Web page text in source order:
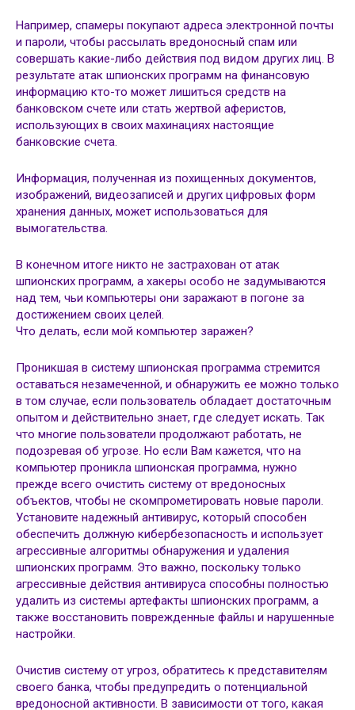
Например, спамеры покупают адреса электронной почты
и пароли, чтобы рассылать вредоносный спам или
совершать какие-либо действия под видом других лиц. В
результате атак шпионских программ на финансовую
информацию кто-то может лишиться средств на
банковском счете или стать жертвой аферистов,
использующих в своих махинациях настоящие
банковские счета.
Информация, полученная из похищенных документов,
изображений, видеозаписей и других цифровых форм
хранения данных, может использоваться для
вымогательства.
В конечном итоге никто не застрахован от атак
шпионских программ, а хакеры особо не задумываются
над тем, чьи компьютеры они заражают в погоне за
достижением своих целей.
Что делать, если мой компьютер заражен?
Проникшая в систему шпионская программа стремится
оставаться незамеченной, и обнаружить ее можно только
в том случае, если пользователь обладает достаточным
опытом и действительно знает, где следует искать. Так
что многие пользователи продолжают работать, не
подозревая об угрозе. Но если Вам кажется, что на
компьютер проникла шпионская программа, нужно
прежде всего очистить систему от вредоносных
объектов, чтобы не скомпрометировать новые пароли.
Установите надежный антивирус, который способен
обеспечить должную кибербезопасность и использует
агрессивные алгоритмы обнаружения и удаления
шпионских программ. Это важно, поскольку только
агрессивные действия антивируса способны полностью
удалить из системы артефакты шпионских программ, а
также восстановить поврежденные файлы и нарушенные
настройки.
Очистив систему от угроз, обратитесь к представителям
своего банка, чтобы предупредить о потенциальной
вредоносной активности. В зависимости от того, какая